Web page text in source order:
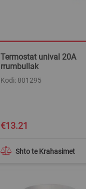
Termostat unival 20A
rrumbullak
Kodi: 801295
Shto te Krahasimet
€13.21